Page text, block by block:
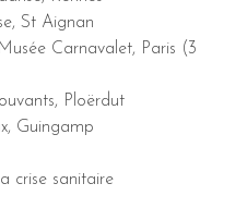
St Aignan
Carnavalet, Paris (3
Ploërdut
Guingamp
crise sanitaire